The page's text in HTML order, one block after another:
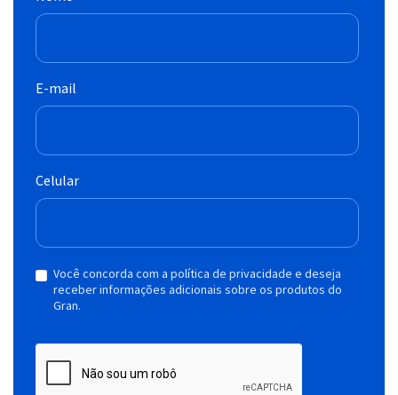
E-mail
Celular
Você concorda com a política de privacidade e deseja
receber informações adicionais sobre os produtos do
Gran.